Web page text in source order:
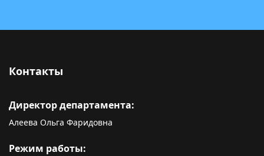
Контакты
Директор департамента:
Алеева Ольга Фаридовна
Режим работы: